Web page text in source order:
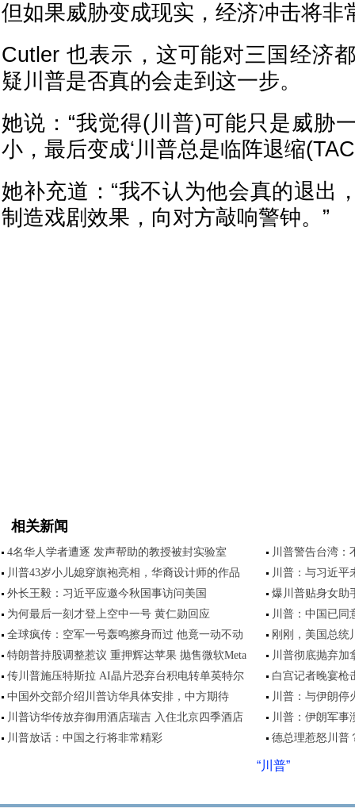
但如果威胁变成现实，经济冲击将非
Cutler 也表示，这可能对三国经济
疑川普是否真的会走到这一步。
她说：“我觉得(川普)可能只是威
小，最后变成‘川普总是临阵退缩
她补充道：“我不认为他会真的退出
制造戏剧效果，向对方敲响警钟。”
相关新闻
4名华人学者遭逐 发声帮助的教授被封实验室
川普警告台湾：
川普43岁小儿媳穿旗袍亮相，华裔设计师的作品
川普：与习近平
外长王毅：习近平应邀今秋国事访问美国
爆川普贴身女助
为何最后一刻才登上空中一号 黄仁勋回应
川普：中国已同
全球疯传：空军一号轰鸣擦身而过 他竟一动不动
刚刚，美国总统
特朗普持股调整惹议 重押辉达苹果 抛售微软Meta
川普彻底抛弃加
传川普施压特斯拉 AI晶片恐弃台积电转单英特尔
白宫记者晚宴枪
中国外交部介绍川普访华具体安排，中方期待
川普：与伊朗停
川普访华传放弃御用酒店瑞吉 入住北京四季酒店
川普：伊朗军事
川普放话：中国之行将非常精彩
德总理惹怒川普
“川普”